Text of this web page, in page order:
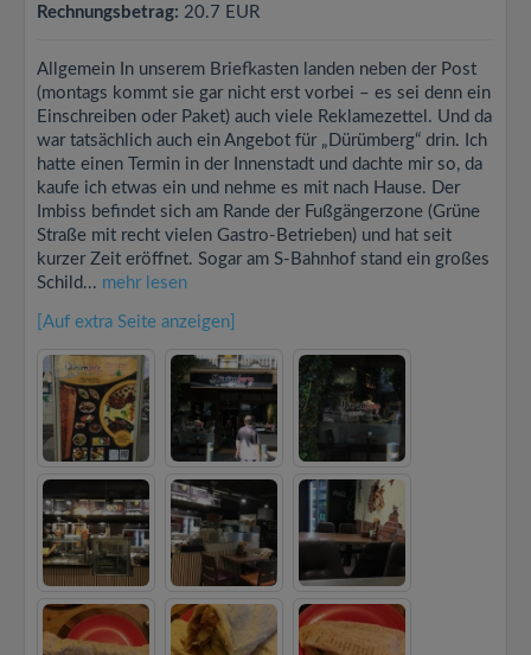
Rechnungsbetrag: 20.7 EUR
Allgemein In unserem Briefkasten landen neben der Post
(montags kommt sie gar nicht erst vorbei – es sei denn ein
Einschreiben oder Paket) auch viele Reklamezettel. Und da
war tatsächlich auch ein Angebot für „Dürümberg“ drin. Ich
hatte einen Termin in der Innenstadt und dachte mir so, da
kaufe ich etwas ein und nehme es mit nach Hause. Der
Imbiss befindet sich am Rande der Fußgängerzone (Grüne
Straße mit recht vielen Gastro-Betrieben) und hat seit
kurzer Zeit eröffnet. Sogar am S-Bahnhof stand ein großes
Schild... mehr lesen
[Auf extra Seite anzeigen]